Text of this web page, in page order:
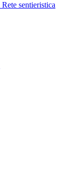
Rete sentieristica